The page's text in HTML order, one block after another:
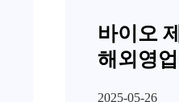
바이오
해외영
2025-05-26